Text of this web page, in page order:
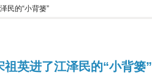
民的“小背篓”
英进了江泽民的“小背篓”